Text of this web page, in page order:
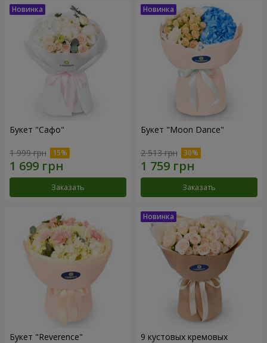
Букет "Сафо"
1 999 грн
Заказать
Букет "Moon Dance"
2 513 грн
Заказать
Букет "Reverence" 9 кустовых кремовых